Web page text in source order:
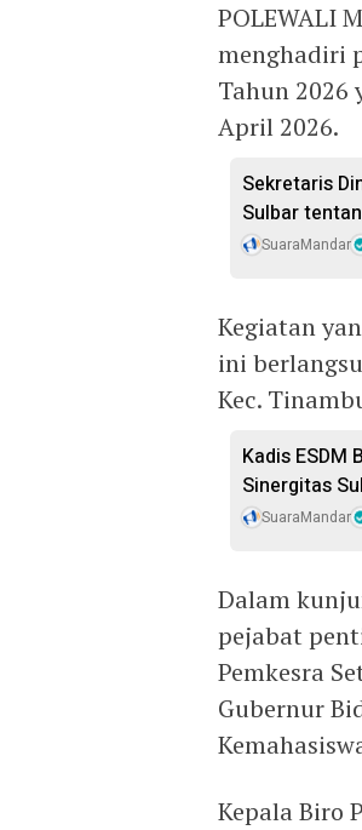
POLEWALI
menghadiri
Tahun 2026
April 2026.
Sekretaris
Sulbar
SuaraMandar
Kegiatan
ini
Kec.
Kadis ESDM
Sinergitas
SuaraMandar
Dalam
pejabat
Pemkesra
Gubernur
Kepala Biro